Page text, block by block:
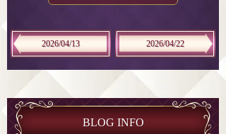
2026/04/13 2026/04/22
BLOG INFO